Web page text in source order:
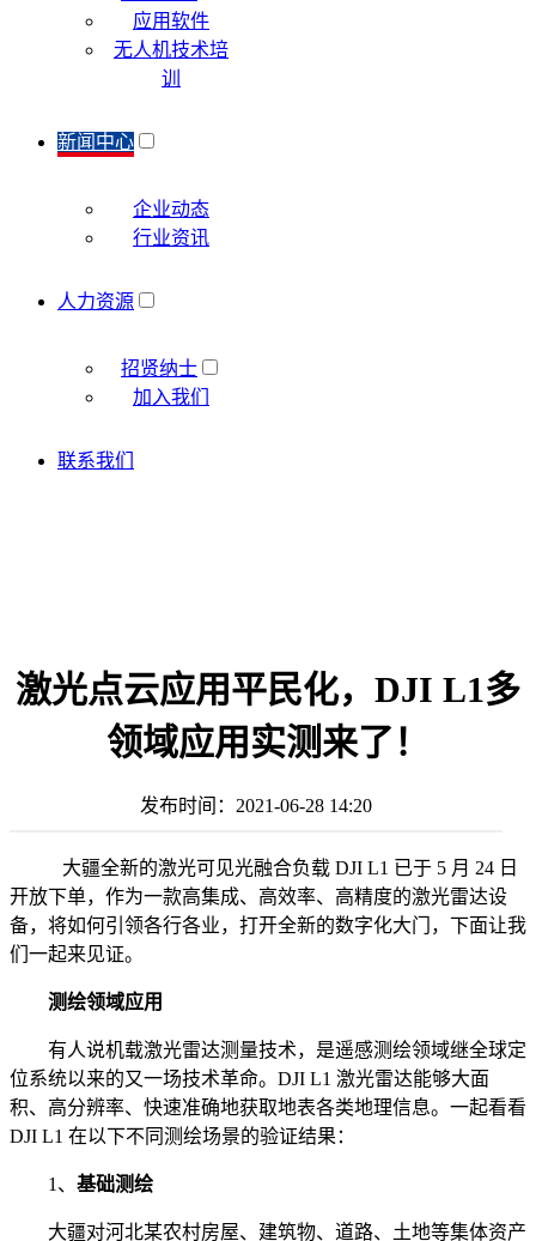
应用软件
无人机技术培
训
新闻中心
企业动态
行业资讯
人力资源
招贤纳士
加入我们
联系我们
激光点云应用平民化，DJI L1多
领域应用实测来了！
发布时间： 2021-06-28 14:20
大疆全新的激光可见光融合负载 DJI L1 已于 5 月 24 日
开放下单，作为一款高集成、高效率、高精度的激光雷达设
备，将如何引领各行各业，打开全新的数字化大门，下面让我
们一起来见证。
测绘领域应用
有人说机载激光雷达测量技术，是遥感测绘领域继全球定
位系统以来的又一场技术革命。DJI L1 激光雷达能够大面
积、高分辨率、快速准确地获取地表各类地理信息。一起看看
DJI L1 在以下不同测绘场景的验证结果：
1、 基础测绘
大疆对河北某农村房屋、建筑物、道路、土地等集体资产